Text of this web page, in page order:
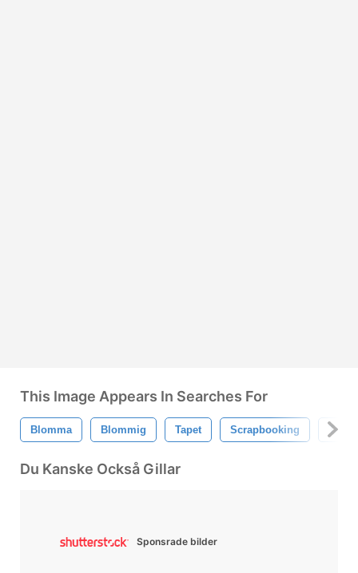
This Image Appears In Searches For
Blomma Blommig Tapet Scrapbooking
Du Kanske Också Gillar
Sponsrade bilder